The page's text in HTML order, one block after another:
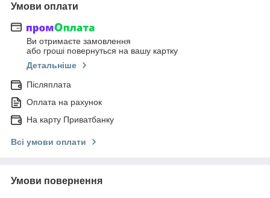
Умови оплати
Ви отримаєте замовлення
або гроші повернуться на вашу картку
Детальніше
Післяплата
Оплата на рахунок
На карту Приватбанку
Всі умови оплати
Умови повернення